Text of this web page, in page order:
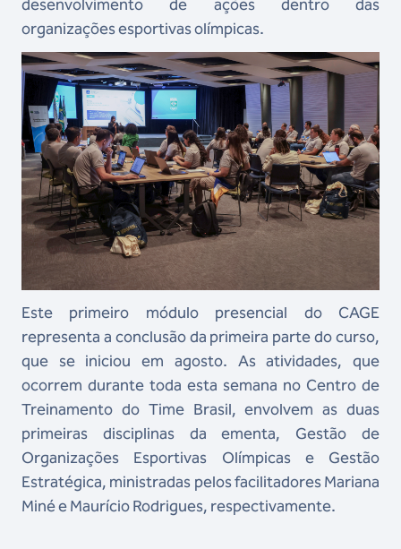
desenvolvimento de ações dentro das
organizações esportivas olímpicas.
Este primeiro módulo presencial do CAGE
representa a conclusão da primeira parte do curso,
que se iniciou em agosto. As atividades, que
ocorrem durante toda esta semana no Centro de
Treinamento do Time Brasil, envolvem as duas
primeiras disciplinas da ementa, Gestão de
Organizações Esportivas Olímpicas e Gestão
Estratégica, ministradas pelos facilitadores Mariana
Miné e Maurício Rodrigues, respectivamente.